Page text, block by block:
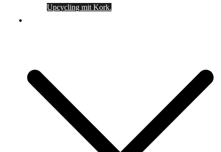
Upcycling mit Kork.